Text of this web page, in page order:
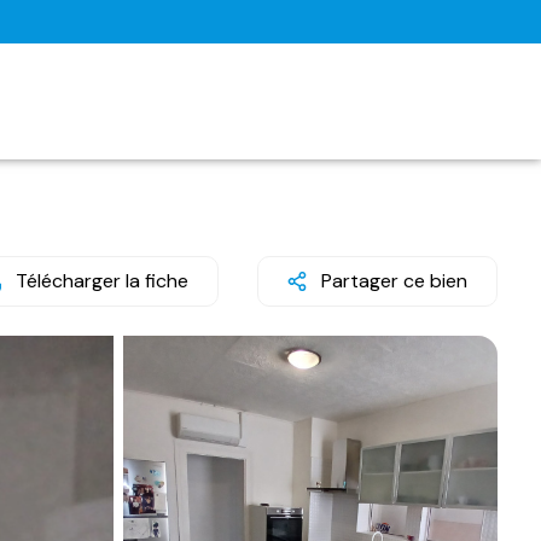
Télécharger la fiche Partager ce bien